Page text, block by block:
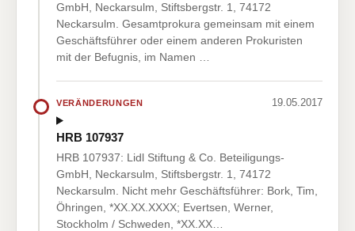
GmbH, Neckarsulm, Stiftsbergstr. 1, 74172
Neckarsulm. Gesamtprokura gemeinsam mit einem
Geschäftsführer oder einem anderen Prokuristen
mit der Befugnis, im Namen …
VERÄNDERUNGEN 19.05.2017
HRB 107937
HRB 107937: Lidl Stiftung & Co. Beteiligungs-
GmbH, Neckarsulm, Stiftsbergstr. 1, 74172
Neckarsulm. Nicht mehr Geschäftsführer: Bork, Tim,
Öhringen, *XX.XX.XXXX; Evertsen, Werner,
Stockholm / Schweden, *XX.XX…